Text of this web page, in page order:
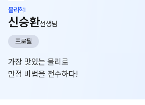
물리학I
신승환선생님
프로필
가장 맛있는 물리로
만점 비법을 전수하다!